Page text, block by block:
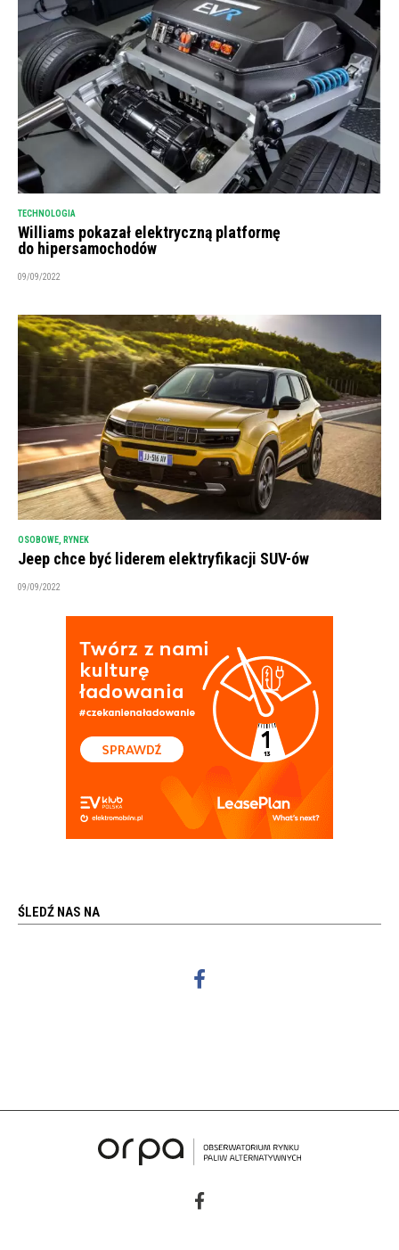
TECHNOLOGIA
Williams pokazał elektryczną platformę
do hipersamochodów
09/09/2022
OSOBOWE RYNEK
Jeep chce być liderem elektryfikacji SUV-ów
09/09/2022
ŚLEDŹ NAS NA